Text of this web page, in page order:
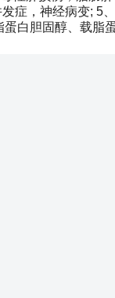
症，神经病变; 5
白胆固醇、载脂